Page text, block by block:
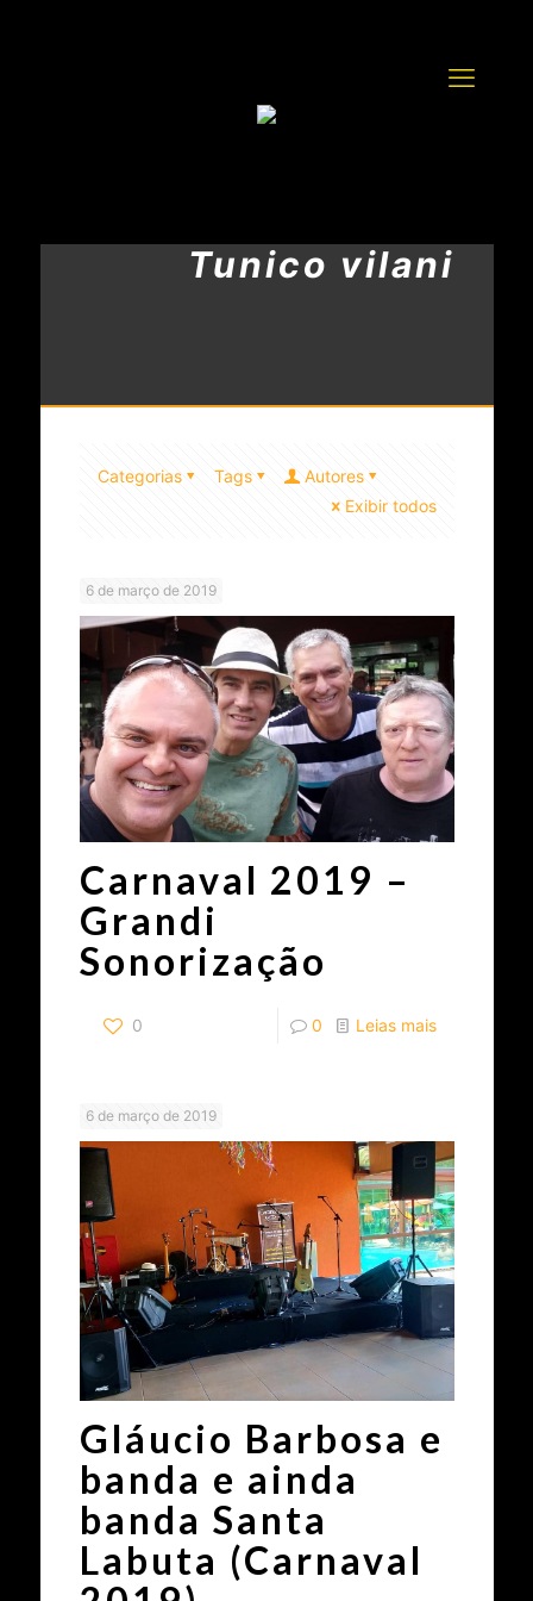
Tunico vilani
Categorias Tags
Autores
Exibir todos
6 de março de 2019
Carnaval 2019 –
Grandi
Sonorização
0 0 Leias mais
6 de março de 2019
Gláucio Barbosa e
banda e ainda
banda Santa
Labuta (Carnaval